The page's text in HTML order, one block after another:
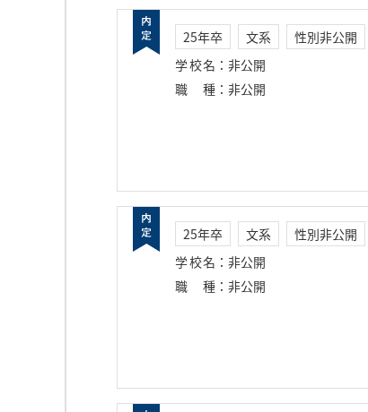
25年卒 文系
性別非公開
学校名 ： 非公開
職種 ： 非公開
25年卒 文系
性別非公開
学校名 ： 非公開
職種 ： 非公開